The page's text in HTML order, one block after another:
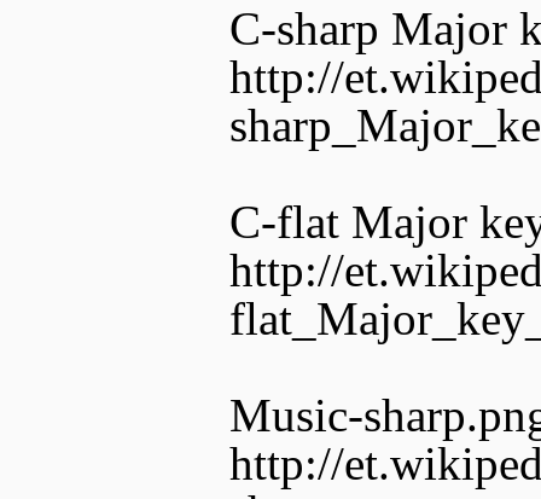
C-sharp Major
http://
C-flat Major
http://
Music-
http://